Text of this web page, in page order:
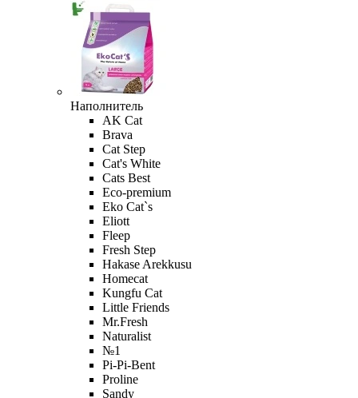
Наполнитель
AK Cat
Brava
Cat Step
Cat's White
Cats Best
Eco-premium
Eko Cat`s
Eliott
Fleep
Fresh Step
Hakase Arekkusu
Homecat
Kungfu Cat
Little Friends
Mr.Fresh
Naturalist
№1
Pi-Pi-Bent
Proline
Sandy